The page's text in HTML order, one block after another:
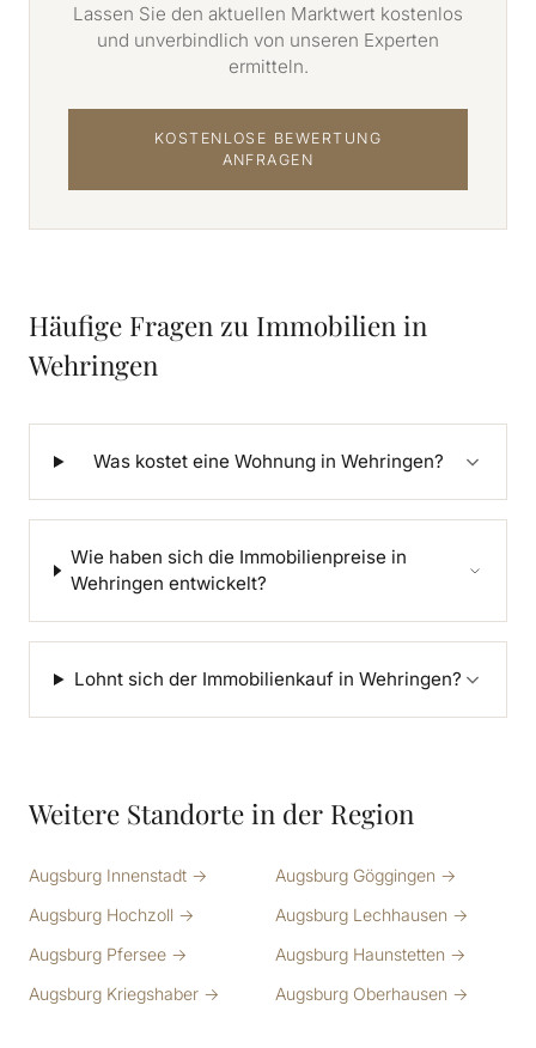
Lassen Sie den aktuellen Marktwert kostenlos
und unverbindlich von unseren Experten
ermitteln.
KOSTENLOSE BEWERTUNG
ANFRAGEN
Häufige Fragen zu Immobilien in
Wehringen
Was kostet eine Wohnung in Wehringen?
Wie haben sich die Immobilienpreise in
Wehringen entwickelt?
Lohnt sich der Immobilienkauf in Wehringen?
Weitere Standorte in der Region
Augsburg Innenstadt →
Augsburg Göggingen →
Augsburg Hochzoll →
Augsburg Lechhausen →
Augsburg Pfersee →
Augsburg Haunstetten →
Augsburg Kriegshaber →
Augsburg Oberhausen →